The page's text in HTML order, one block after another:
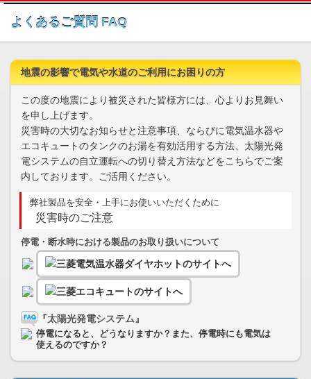
このページの本文へ
よくあるご質問 FAQ
地震の影響で電気や水道のご利用にお困りの方
この度の地震により被災された皆様方には、心よりお見舞い
を申し上げます。
災害時の大切なお知らせと注意事項、ならびに電気温水器や
エコキュートのタンクのお湯を有効活用する方法、太陽光発
電システムの自立運転への切り替え方法などをこちらでご案
内しております。ご活用ください。
弊社製品を安全・上手にお使いいただくために
災害時のご注意
停電・断水時における製品のお取り扱いについて
『太陽光発電システム』
停電になると、どうなりますか？また、停電時にも電気は
使えるのですか？